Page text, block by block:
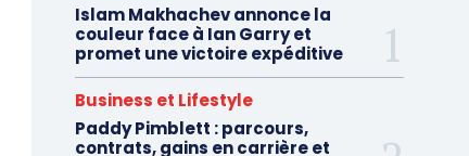
Islam Makhachev annonce la
couleur face à Ian Garry et
promet une victoire expéditive
Business et Lifestyle
Paddy Pimblett : parcours,
contrats, gains en carrière et